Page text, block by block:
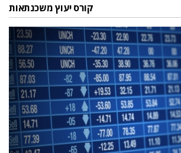
קורס יעוץ משכנתאות